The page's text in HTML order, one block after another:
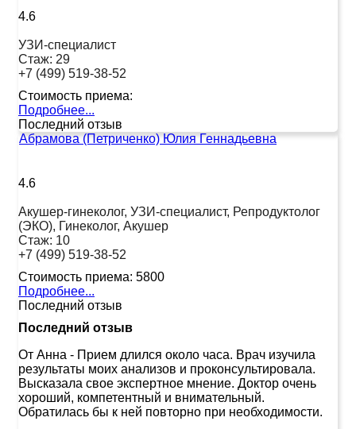
4.6
УЗИ-специалист
Стаж: 29
+7 (499) 519-38-52
Стоимость приема:
Подробнее...
Последний отзыв
Абрамова (Петриченко) Юлия Геннадьевна
4.6
Акушер-гинеколог, УЗИ-специалист, Репродуктолог
(ЭКО), Гинеколог, Акушер
Стаж: 10
+7 (499) 519-38-52
Стоимость приема: 5800
Подробнее...
Последний отзыв
Последний отзыв
От Анна - Прием длился около часа. Врач изучила
результаты моих анализов и проконсультировала.
Высказала свое экспертное мнение. Доктор очень
хороший, компетентный и внимательный.
Обратилась бы к ней повторно при необходимости.